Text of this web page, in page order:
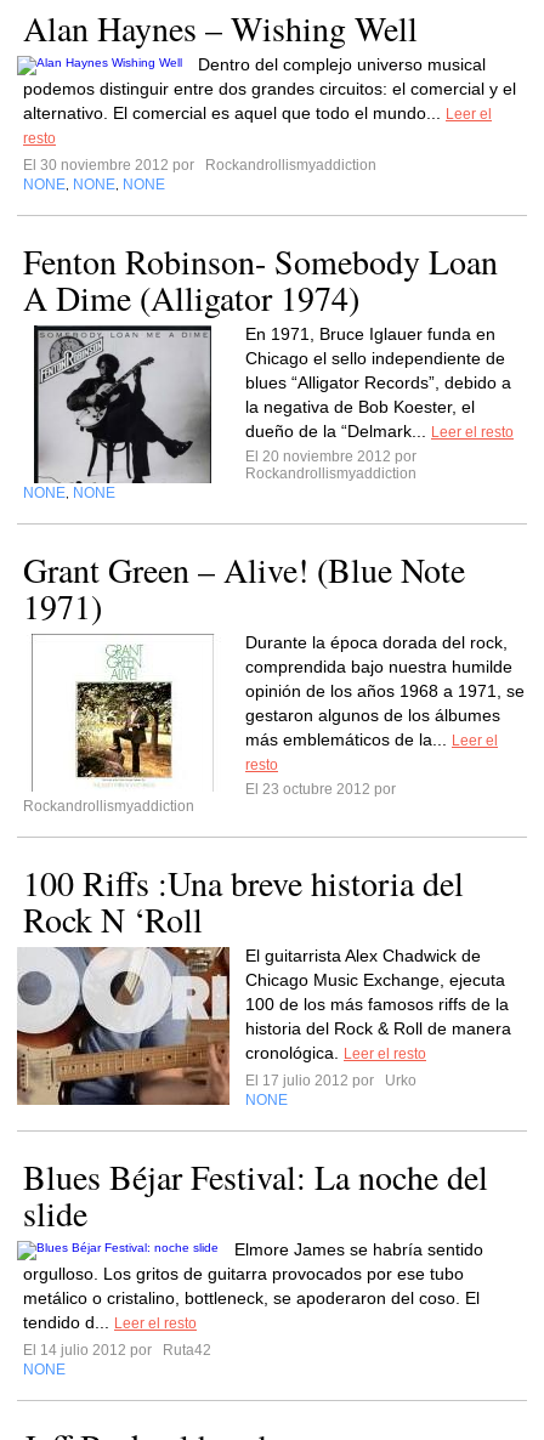
Alan Haynes – Wishing Well
Dentro del complejo universo musical
podemos distinguir entre dos grandes circuitos: el comercial y el
alternativo. El comercial es aquel que todo el mundo...
Leer el
resto
El 30 noviembre 2012 por
Rockandrollismyaddiction
NONE NONE NONE
Fenton Robinson- Somebody Loan
A Dime (Alligator 1974)
En 1971, Bruce Iglauer funda en
Chicago el sello independiente de
blues “Alligator Records”, debido a
la negativa de Bob Koester, el
dueño de la “Delmark...
Leer el resto
El 20 noviembre 2012 por
Rockandrollismyaddiction
NONE NONE
Grant Green – Alive! (Blue Note
1971)
Durante la época dorada del rock,
comprendida bajo nuestra humilde
opinión de los años 1968 a 1971, se
gestaron algunos de los álbumes
más emblemáticos de la...
Leer el
resto
El 23 octubre 2012 por
Rockandrollismyaddiction
100 Riffs :Una breve historia del
Rock N ‘Roll
El guitarrista Alex Chadwick de
Chicago Music Exchange, ejecuta
100 de los más famosos riffs de la
historia del Rock & Roll de manera
cronológica.
Leer el resto
El 17 julio 2012 por
Urko
NONE
Blues Béjar Festival: La noche del
slide
Elmore James se habría sentido
orgulloso. Los gritos de guitarra provocados por ese tubo
metálico o cristalino, bottleneck, se apoderaron del coso. El
tendido d...
Leer el resto
El 14 julio 2012 por
Ruta42
NONE